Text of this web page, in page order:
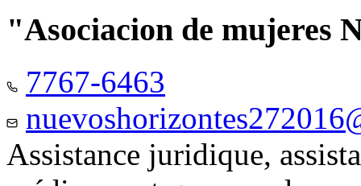
"Asociacion de mujeres
7767-6463
Assistance juridique,